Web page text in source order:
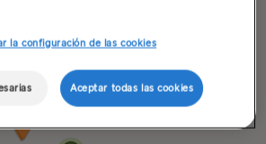
la configuración de las cookies
Aceptar todas las cookies